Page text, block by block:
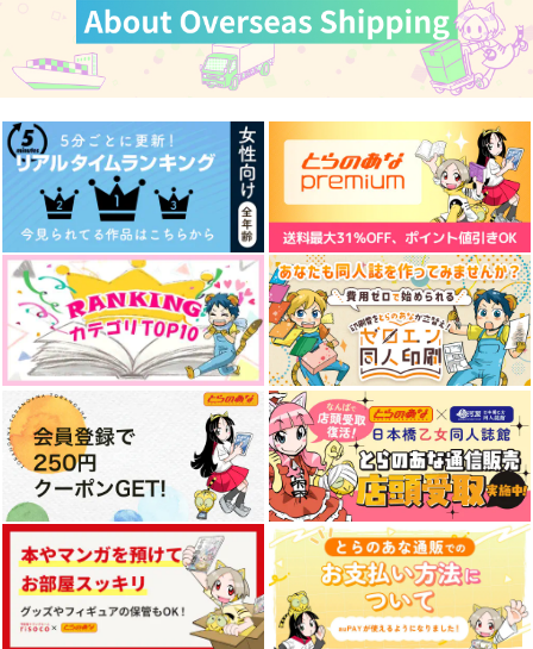
さくら日和
770円（税込）
乙骨憂太
サンプル
作品詳細
ひよこまんじゅう
787円（税込）
乙骨憂太×禪院真希
サンプル
作品詳細
イエローアイリス
787円 （税込）
乙骨憂太×禪院真希
サンプル
作品詳細
これからを綴る
ひよこまんじゅう
944円（税込）
乙骨憂太×禪院真希
サンプル
はなことば
mccat
787円 （税込）
五条悟×乙骨憂太
サンプル
ただ愛ゆえ 前編
ひなたぼっこ
1,022円（税込）
五条悟×乙骨憂太
サンプル